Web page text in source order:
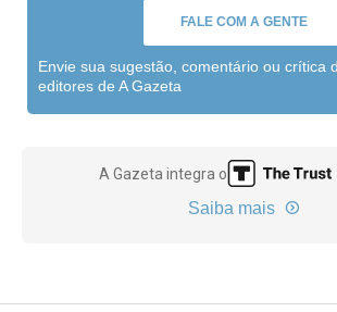
FALE COM A GENTE
Envie sua sugestão, comentário ou crítica
editores de A Gazeta
A Gazeta integra o
Saiba mais